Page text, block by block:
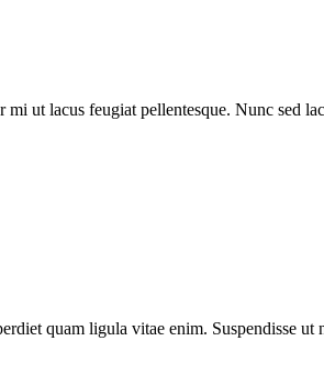
ut lacus feugiat pellentesque. Nunc sed
quam ligula vitae enim. Suspendisse